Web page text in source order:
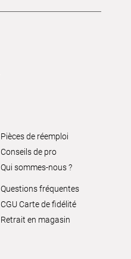
Pièces de réemploi
Conseils de pro
Qui sommes-nous ?
Questions fréquentes
CGU Carte de fidélité
Retrait en magasin